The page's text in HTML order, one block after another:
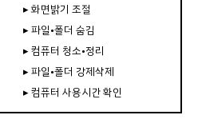
▸ 화면밝기 조절
▸ 파일•폴더 숨김
▸ 컴퓨터 청소•정리
▸ 파일•폴더 강제삭제
▸ 컴퓨터 사용시간 확인